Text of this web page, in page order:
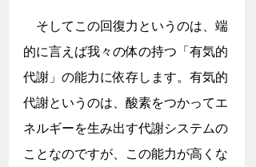
そしてこの回復力というのは、端
的に言えば我々の体の持つ「有気的
代謝」の能力に依存します。有気的
代謝というのは、酸素をつかってエ
ネルギーを生み出す代謝システムの
ことなのですが、この能力が高くな